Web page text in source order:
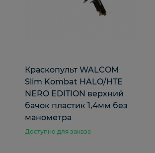
Краскопульт WALCOM
Slim Kombat HALO/HTE
NERO EDITION верхний
бачок пластик 1,4мм без
манометра
Доступно для заказа